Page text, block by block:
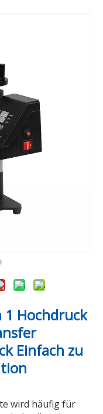
1 Hochdruck
Einfach zu
wird häufig für